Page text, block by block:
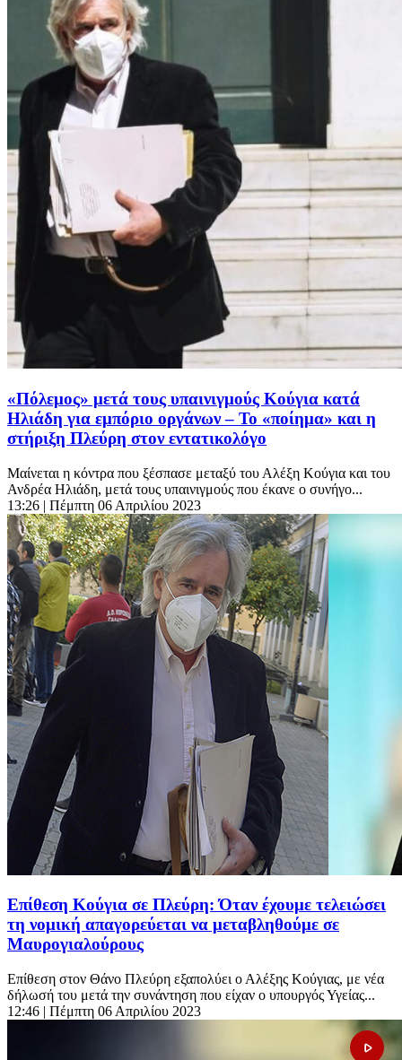
«Πόλεμος» μετά τους υπαινιγμούς Κούγια κατά
Ηλιάδη για εμπόριο οργάνων – Το «ποίημα» και η
στήριξη Πλεύρη στον εντατικολόγο
Μαίνεται η κόντρα που ξέσπασε μεταξύ του Αλέξη Κούγια και του
Ανδρέα Ηλιάδη, μετά τους υπαινιγμούς που έκανε ο συνήγο...
13:26 | Πέμπτη 06 Απριλίου 2023
Επίθεση Κούγια σε Πλεύρη: Όταν έχουμε τελειώσει
τη νομική απαγορεύεται να μεταβληθούμε σε
Μαυρογιαλούρους
Επίθεση στον Θάνο Πλεύρη εξαπολύει ο Αλέξης Κούγιας, με νέα
δήλωσή του μετά την συνάντηση που είχαν ο υπουργός Υγείας...
12:46 | Πέμπτη 06 Απριλίου 2023